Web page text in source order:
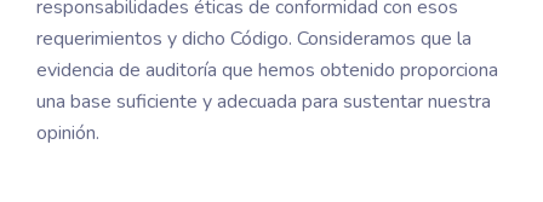
responsabilidades éticas de conformidad con esos
requerimientos y dicho Código. Consideramos que la
evidencia de auditoría que hemos obtenido proporciona
una base suficiente y adecuada para sustentar nuestra
opinión.